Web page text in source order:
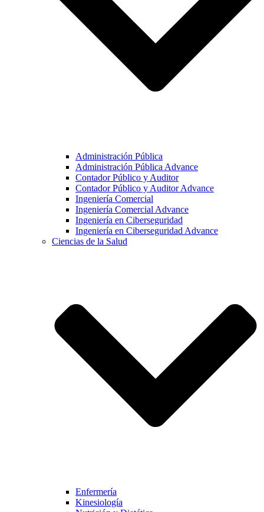
Administración Pública
Administración Pública Advance
Contador Público y Auditor
Contador Público y Auditor Advance
Ingeniería Comercial
Ingeniería Comercial Advance
Ingeniería en Ciberseguridad
Ingeniería en Ciberseguridad Advance
Ciencias de la Salud
Enfermería
Kinesiología